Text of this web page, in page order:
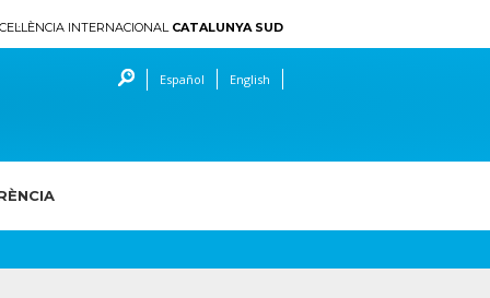
INTERNACIONAL CATALUNYA SUD
Español English